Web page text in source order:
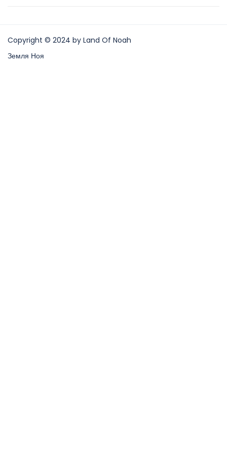
Copyright © 2024 by Land Of Noah
Земля Ноя